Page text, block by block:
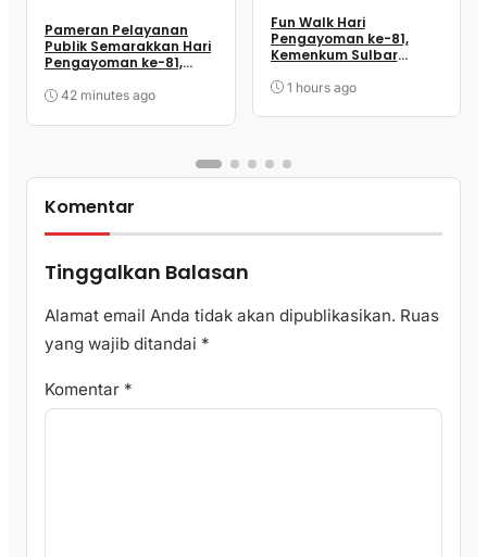
Pameran Pelayanan
Publik Semarakkan Hari
Pengayoman ke-81,
Dekatkan Layanan ke
42 minutes ago
Fun Walk Hari
Pengayoman ke-81,
Kemenkum Sulbar
Perkuat Kebersamaan
1 hours ago
Komentar
Tinggalkan Balasan
Alamat email Anda tidak akan dipublikasikan. Ruas
yang wajib ditandai *
Komentar *